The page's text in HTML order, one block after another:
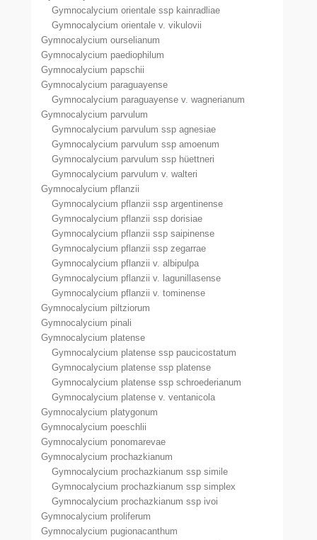
Gymnocalycium orientale ssp kainradliae
Gymnocalycium orientale v. vikulovii
Gymnocalycium ourselianum
Gymnocalycium paediophilum
Gymnocalycium papschii
Gymnocalycium paraguayense
Gymnocalycium paraguayense v. wagnerianum
Gymnocalycium parvulum
Gymnocalycium parvulum ssp agnesiae
Gymnocalycium parvulum ssp amoenum
Gymnocalycium parvulum ssp hüettneri
Gymnocalycium parvulum v. walteri
Gymnocalycium pflanzii
Gymnocalycium pflanzii ssp argentinense
Gymnocalycium pflanzii ssp dorisiae
Gymnocalycium pflanzii ssp saipinense
Gymnocalycium pflanzii ssp zegarrae
Gymnocalycium pflanzii v. albipulpa
Gymnocalycium pflanzii v. lagunillasense
Gymnocalycium pflanzii v. tominense
Gymnocalycium piltziorum
Gymnocalycium pinali
Gymnocalycium platense
Gymnocalycium platense ssp paucicostatum
Gymnocalycium platense ssp platense
Gymnocalycium platense ssp schroederianum
Gymnocalycium platense v. ventanicola
Gymnocalycium platygonum
Gymnocalycium poeschlii
Gymnocalycium ponomarevae
Gymnocalycium prochazkianum
Gymnocalycium prochazkianum ssp simile
Gymnocalycium prochazkianum ssp simplex
Gymnocalycium prochazkianum ssp ivoi
Gymnocalycium proliferum
Gymnocalycium pugionacanthum